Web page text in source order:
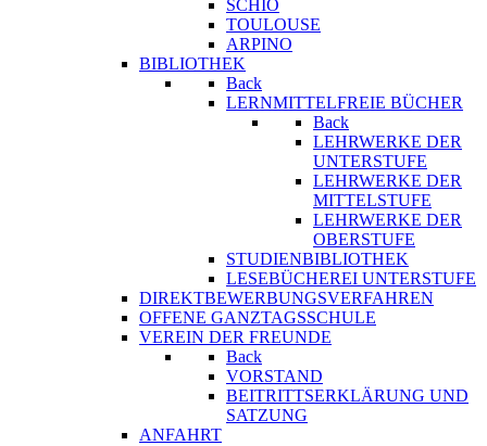
SCHIO
TOULOUSE
ARPINO
BIBLIOTHEK
Back
LERNMITTELFREIE BÜCHER
Back
LEHRWERKE DER
UNTERSTUFE
LEHRWERKE DER
MITTELSTUFE
LEHRWERKE DER
OBERSTUFE
STUDIENBIBLIOTHEK
LESEBÜCHEREI UNTERSTUFE
DIREKTBEWERBUNGSVERFAHREN
OFFENE GANZTAGSSCHULE
VEREIN DER FREUNDE
Back
VORSTAND
BEITRITTSERKLÄRUNG UND
SATZUNG
ANFAHRT